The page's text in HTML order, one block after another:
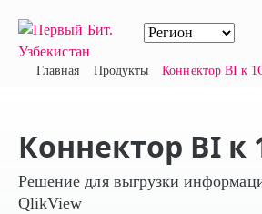
Главная Продукты Коннектор BI к
Коннектор BI к
Решение для выгрузки
QlikView